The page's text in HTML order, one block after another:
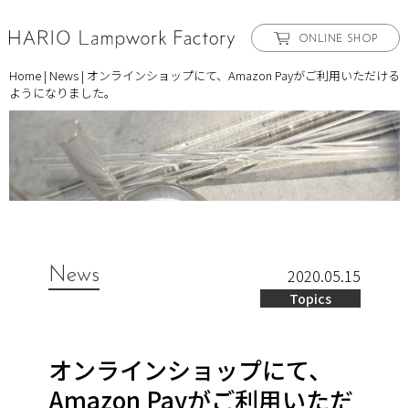
ONLINE SHOP
Home | News | オンラインショップにて、Amazon Payがご利用いただける
ようになりました。
News 2020.05.15
Topics
オンラインショップにて、
Amazon Payがご利用いただ